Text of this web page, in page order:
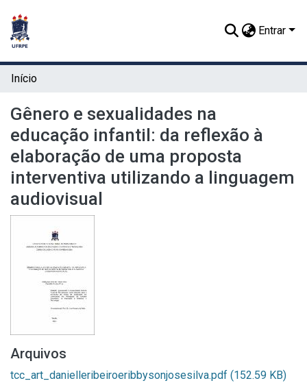
Entrar
Início
Gênero e sexualidades na
educação infantil: da reflexão à
elaboração de uma proposta
interventiva utilizando a linguagem
audiovisual
Arquivos
tcc_art_danielleribeiroeribbysonjosesilva.pdf (152.59 KB)